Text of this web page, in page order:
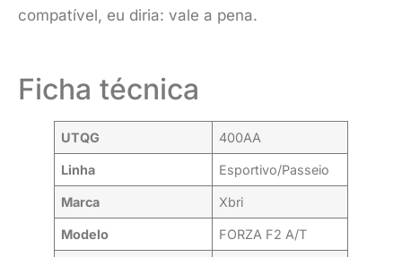
compatível, eu diria: vale a pena.
Ficha técnica
UTQG 400AA
Linha Esportivo/Passeio
Marca Xbri
Modelo FORZA F2 A/T